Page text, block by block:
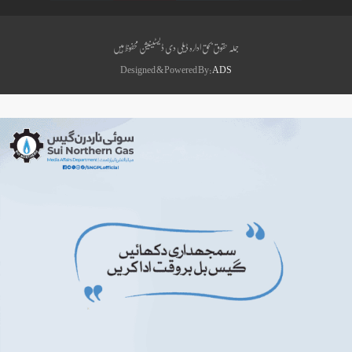
جملہ حقوق بحق ادارہ ڈیلی دی ڈیسٹینیشن محفوظ ہیں
Designed & Powered By: ADS